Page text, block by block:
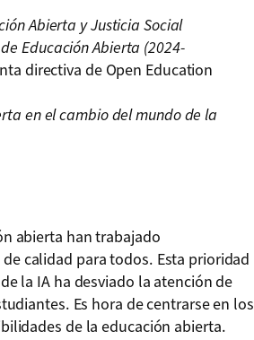
Abierta y Justicia Social
Educación Abierta (2024-
directiva de Open Education
en el cambio del mundo de la
abierta han trabajado
calidad para todos. Esta prioridad
la IA ha desviado la atención de
Es hora de centrarse en los
de la educación abierta.